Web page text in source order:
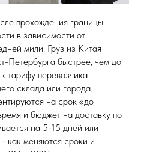
прохождения границы
в зависимости от
мили. Груз из Китая
Петербурга быстрее, чем до
тарифу перевозчика
склада или города.
на срок «до
и бюджет на доставку по
на 5-15 дней или
как меняются сроки и